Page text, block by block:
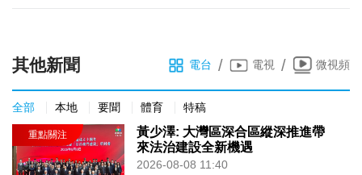
其他新聞 電台 / 電視 / 微視頻
全部 本地 要聞 體育 特稿
黃少澤: 大灣區深合區縱深推進帶
來法治建設全新機遇
2026-08-08 11:40